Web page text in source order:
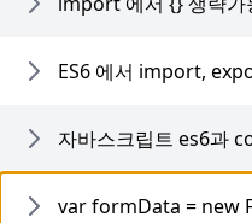
ES6 에서 import,
자바스크립트 es6과
var formData = new